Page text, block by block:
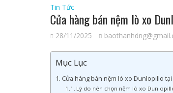
Tin Tức
Cửa hàng bán nệm lò xo
28/11/2025
Mục Lục
Cửa hàng bán nệm lò xo Dunlopillo
Lý do nên chọn nệm lò xo